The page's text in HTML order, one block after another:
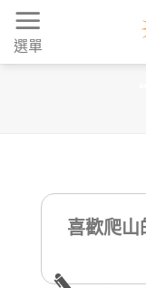
Skip
content
選單
喜歡爬山